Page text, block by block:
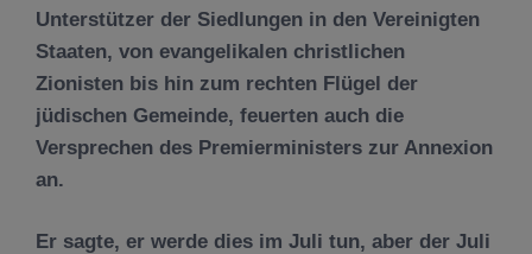
Unterstützer der Siedlungen in den Vereinigten
Staaten, von evangelikalen christlichen
Zionisten bis hin zum rechten Flügel der
jüdischen Gemeinde, feuerten auch die
Versprechen des Premierministers zur Annexion
an.
Er sagte, er werde dies im Juli tun, aber der Juli